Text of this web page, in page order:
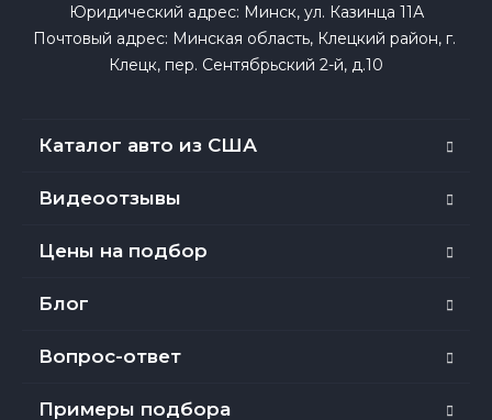
Юридический адрес: Минск, ул. Казинца 11А
Почтовый адрес: Минская область, Клецкий район, г.
Клецк, пер. Сентябрьский 2-й, д.10
Каталог авто из США
Видеоотзывы
Цены на подбор
Блог
Вопрос-ответ
Примеры подбора